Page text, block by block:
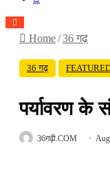
Home/36 गढ़
36 गढ़
पर्यावरण के
36गढ़ी.COM